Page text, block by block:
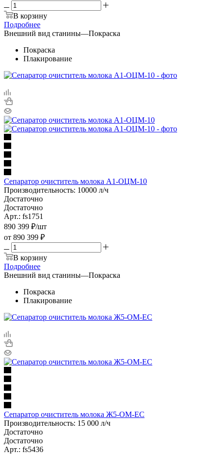
В корзину
Подробнее
Внешний вид станины—Покраска
Покраска
Плакирование
Сепаратор очиститель молока А1-ОЦМ-10
Производительность: 10000 л/ч
Достаточно
Достаточно
Арт.: fs1751
890 399 ₽/шт
от 890 399 ₽
В корзину
Подробнее
Внешний вид станины—Покраска
Покраска
Плакирование
Сепаратор очиститель молока Ж5-ОМ-ЕС
Производительность: 15 000 л/ч
Достаточно
Достаточно
Арт.: fs5436